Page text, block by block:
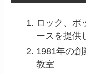
ロック、ポ
ースを提供
1981年の創
教室